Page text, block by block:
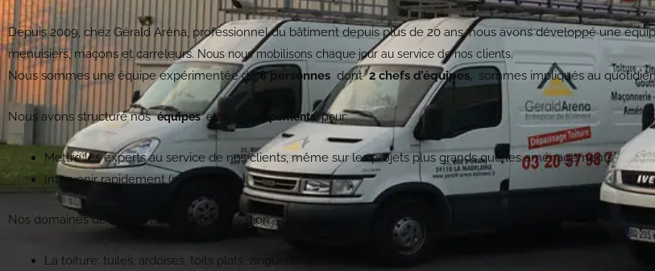
Depuis 2009, chez Gérald Aréna, professionnel du bâtiment depuis plus de 20 ans, nous avons développé une
menuisiers, maçons et carreleurs. Nous nous mobilisons chaque jour au service de nos clients.
Nous sommes une équipe expérimentée de8 personnes dont2 chefs d’équipes, sommes impliqués au
Nous avons structuré noséquipeset nos équipements pour:
Mettre les experts au service de nos clients, même sur les projets plus grands que les aménagements
Intervenir rapidement (par exemple)
Nos domaines de compétences, en rénovation:
La toiture: tuiles, ardoises, toits plats, zinguerie, étanchéité